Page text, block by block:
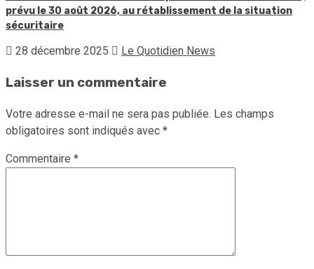
prévu le 30 août 2026, au rétablissement de la situation
sécuritaire
28 décembre 2025 Le Quotidien News
Laisser un commentaire
Votre adresse e-mail ne sera pas publiée. Les champs
obligatoires sont indiqués avec *
Commentaire *